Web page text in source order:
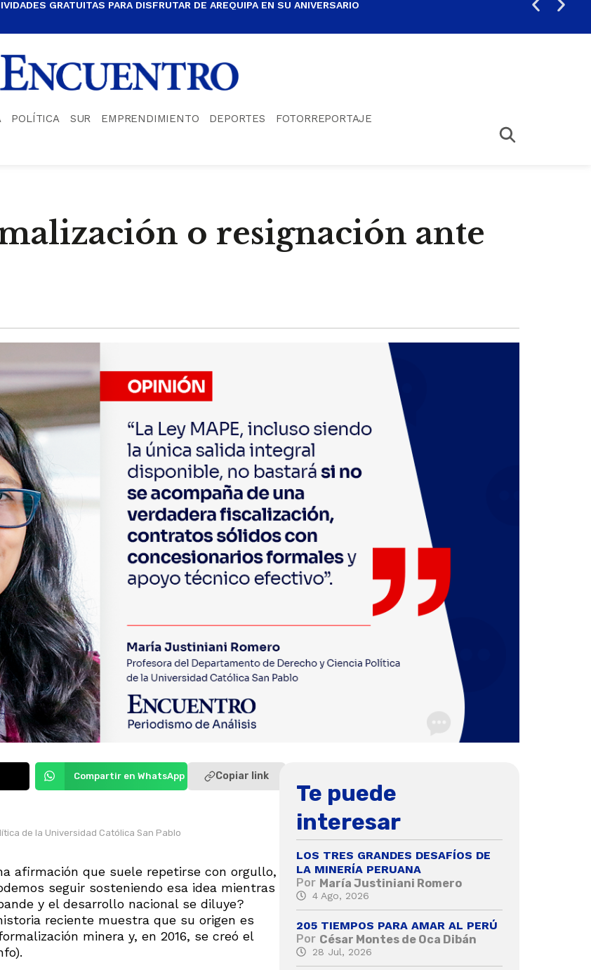
GRATUITAS PARA DISFRUTAR DE AREQUIPA EN SU ANIVERSARIO
POLÍTICA SUR EMPRENDIMIENTO DEPORTES FOTORREPORTAJE
o resignación ante
Compartir en WhatsApp Copiar link
de la Universidad Católica San Pablo
afirmación que suele repetirse con orgullo,
seguir sosteniendo esa idea mientras
y el desarrollo nacional se diluye?
reciente muestra que su origen es
minera y, en 2016, se creó el
Te puede
interesar
LOS TRES GRANDES DESAFÍOS DE
LA MINERÍA PERUANA
Por María Justiniani Romero
4 Ago, 2026
205 TIEMPOS PARA AMAR AL PERÚ
Por César Montes de Oca Dibán
28 Jul, 2026